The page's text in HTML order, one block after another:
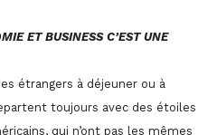
ET BUSINESS C’EST UNE
étrangers à déjeuner ou à
toujours avec des étoiles
qui n’ont pas les mêmes